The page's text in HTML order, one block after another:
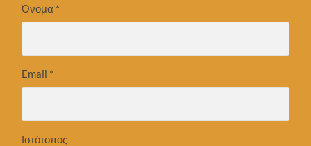
Όνομα *
Email *
Ιστότοπος